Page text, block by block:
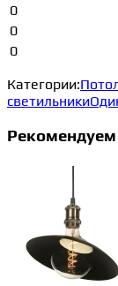
0
0
0
Категории:
светильники
Рекомендуем